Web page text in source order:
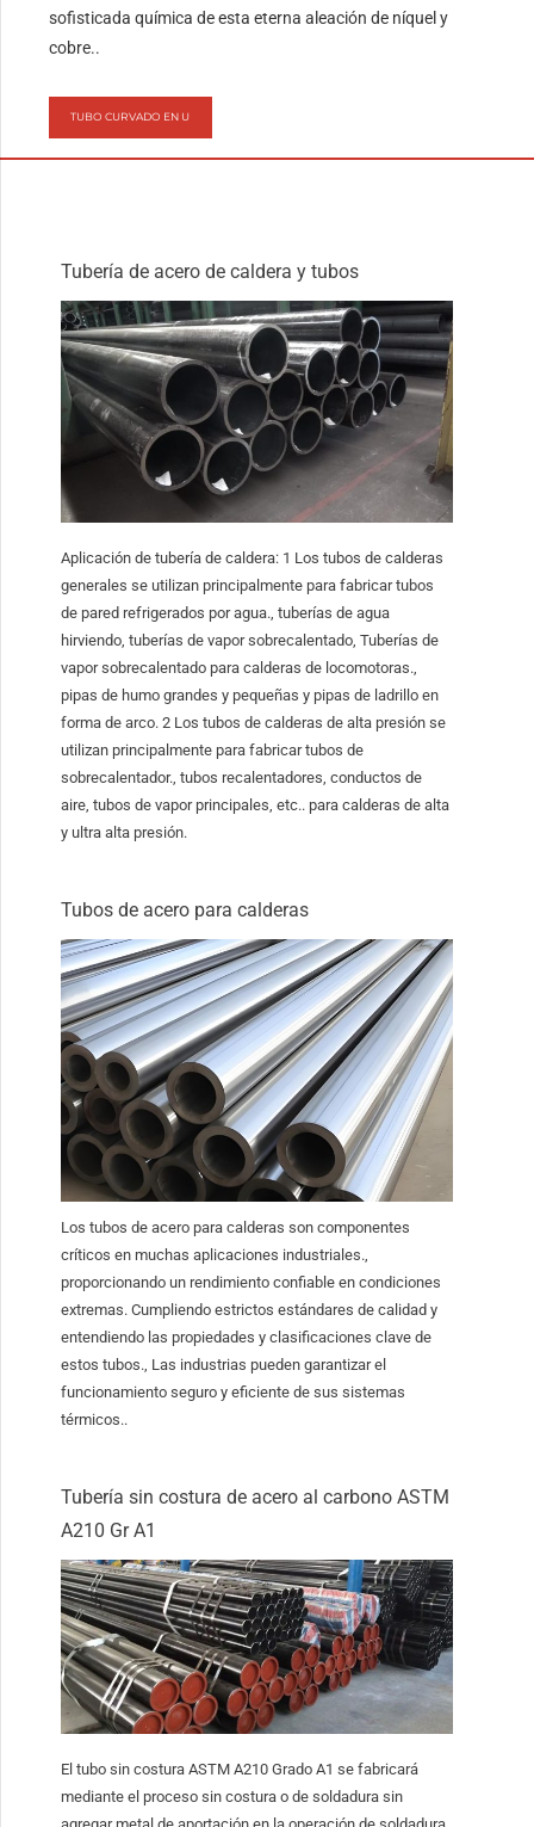
sofisticada química de esta eterna aleación de níquel y
cobre..
TUBO CURVADO EN U
Tubería de acero de caldera y tubos
Aplicación de tubería de caldera: 1 Los tubos de calderas
generales se utilizan principalmente para fabricar tubos
de pared refrigerados por agua., tuberías de agua
hirviendo, tuberías de vapor sobrecalentado, Tuberías de
vapor sobrecalentado para calderas de locomotoras.,
pipas de humo grandes y pequeñas y pipas de ladrillo en
forma de arco. 2 Los tubos de calderas de alta presión se
utilizan principalmente para fabricar tubos de
sobrecalentador., tubos recalentadores, conductos de
aire, tubos de vapor principales, etc.. para calderas de alta
y ultra alta presión.
Tubos de acero para calderas
Los tubos de acero para calderas son componentes
críticos en muchas aplicaciones industriales.,
proporcionando un rendimiento confiable en condiciones
extremas. Cumpliendo estrictos estándares de calidad y
entendiendo las propiedades y clasificaciones clave de
estos tubos., Las industrias pueden garantizar el
funcionamiento seguro y eficiente de sus sistemas
térmicos..
Tubería sin costura de acero al carbono ASTM
A210 Gr A1
El tubo sin costura ASTM A210 Grado A1 se fabricará
mediante el proceso sin costura o de soldadura sin